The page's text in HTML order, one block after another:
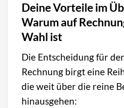
Deine Vorteile im
Warum auf
Wahl ist
Die Entscheidung für
Rechnung birgt eine
die weit über die reine
hinausgehen: